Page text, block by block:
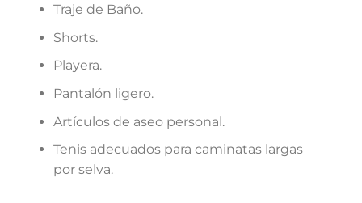
Traje de Baño.
Shorts.
Playera.
Pantalón ligero.
Artículos de aseo personal.
Tenis adecuados para caminatas largas
por selva.